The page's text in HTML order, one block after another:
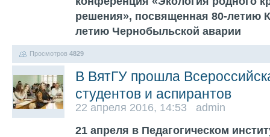
решения», посвященная 80-летию
летию Чернобыльской аварии
Просмотров 4829
В ВятГУ прошла
студентов и аспирантов
22 апреля 2016, 14:53 admin
21 апреля в Педагогическом